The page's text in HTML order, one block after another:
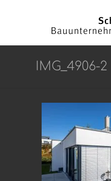
IMG_4906-2